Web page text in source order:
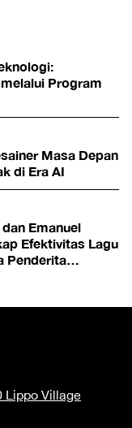
Program
Masa Depan
di Era AI
Emanuel
Efektivitas Lagu
Penderita
Lippo Village